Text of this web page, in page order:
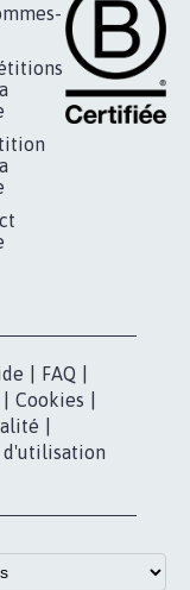
FAQ
Cookies
d'utilisation